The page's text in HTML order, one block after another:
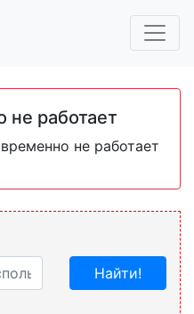
не работает
не работает
Найти!